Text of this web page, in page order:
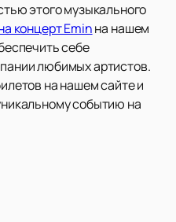
этого музыкального
концерт Eminна нашем
себе
любимых артистов.
на нашем сайте и
событию на